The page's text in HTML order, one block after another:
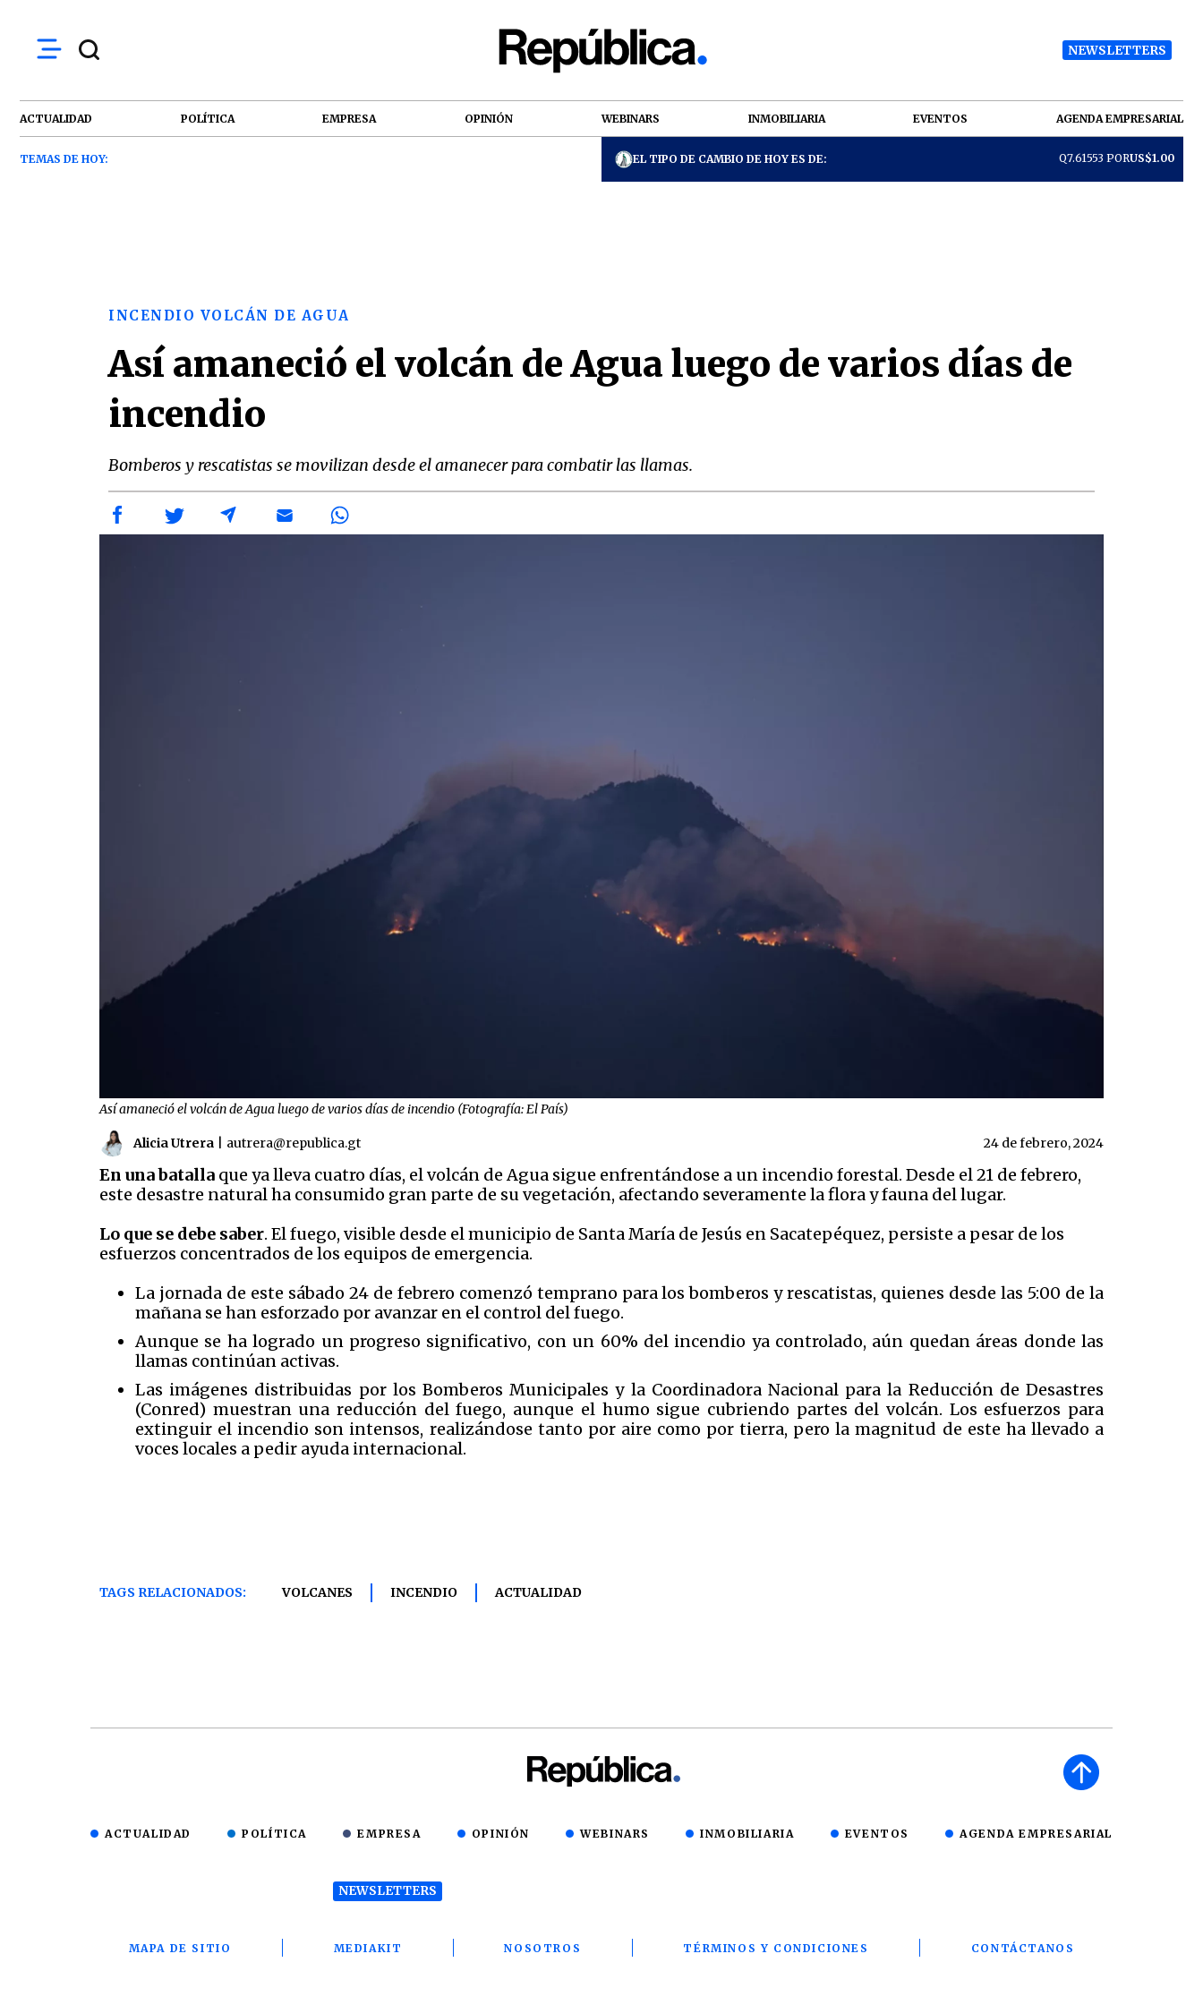
NEWSLETTERS
ACTUALIDAD POLÍTICA EMPRESA OPINIÓN WEBINARS INMOBILIARIA EVENTOS AGENDA EMPRESARIAL
TEMAS DE HOY: EL TIPO DE CAMBIO DE HOY ES DE: Q7.61553 PORUS$1.00
INCENDIO VOLCÁN DE AGUA
Así amaneció el volcán de Agua luego de varios días de
incendio
Bomberos y rescatistas se movilizan desde el amanecer para combatir las llamas.
Así amaneció el volcán de Agua luego de varios días de incendio (Fotografía: El País)
Alicia Utrera autrera@republica.gt 24 de febrero, 2024
En una batalla que ya lleva cuatro días, el volcán de Agua sigue enfrentándose a un incendio forestal. Desde el 21 de febrero,
este desastre natural ha consumido gran parte de su vegetación, afectando severamente la flora y fauna del lugar.
Lo que se debe saber. El fuego, visible desde el municipio de Santa María de Jesús en Sacatepéquez, persiste a pesar de los
esfuerzos concentrados de los equipos de emergencia.
La jornada de este sábado 24 de febrero comenzó temprano para los bomberos y rescatistas, quienes desde las 5:00 de la
mañana se han esforzado por avanzar en el control del fuego.
Aunque se ha logrado un progreso significativo, con un 60% del incendio ya controlado, aún quedan áreas donde las
llamas continúan activas.
Las imágenes distribuidas por los Bomberos Municipales y la Coordinadora Nacional para la Reducción de Desastres
(Conred) muestran una reducción del fuego, aunque el humo sigue cubriendo partes del volcán. Los esfuerzos para
extinguir el incendio son intensos, realizándose tanto por aire como por tierra, pero la magnitud de este ha llevado a
voces locales a pedir ayuda internacional.
TAGS RELACIONADOS: VOLCANES INCENDIO ACTUALIDAD
ACTUALIDAD POLÍTICA EMPRESA OPINIÓN WEBINARS INMOBILIARIA EVENTOS AGENDA EMPRESARIAL
NEWSLETTERS
MAPA DE SITIO MEDIAKIT NOSOTROS TÉRMINOS Y CONDICIONES CONTÁCTANOS